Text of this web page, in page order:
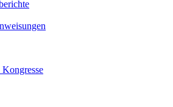
Kongresse